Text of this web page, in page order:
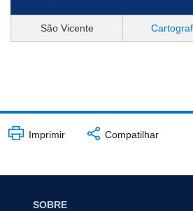
São Vicente
Imprimir Compatilhar
SOBRE